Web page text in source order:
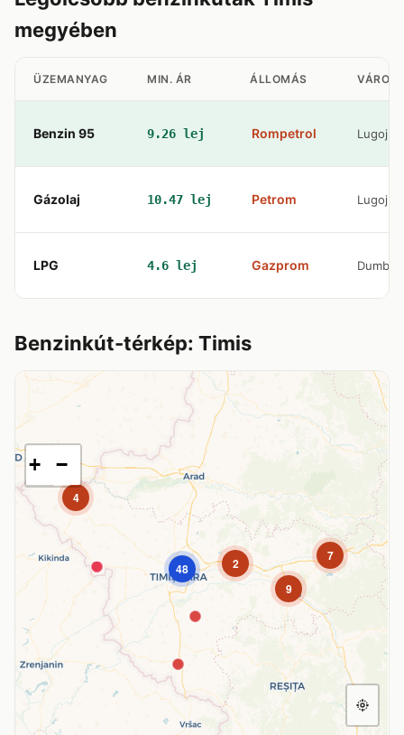
megyében
ÜZEMANYAG MIN. ÁR ÁLLOMÁS VÁROS
Benzin 95 9.26 lej Rompetrol Lugoj
Gázolaj 10.47 lej Petrom Lugoj
LPG 4.6 lej Gazprom
Benzinkút-térkép: Timis
4
48
7
2
9
+ −